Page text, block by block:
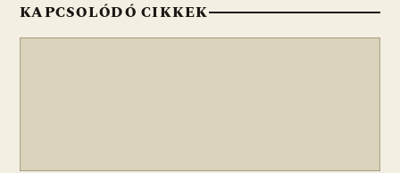
KAPCSOLÓDÓ CIKKEK